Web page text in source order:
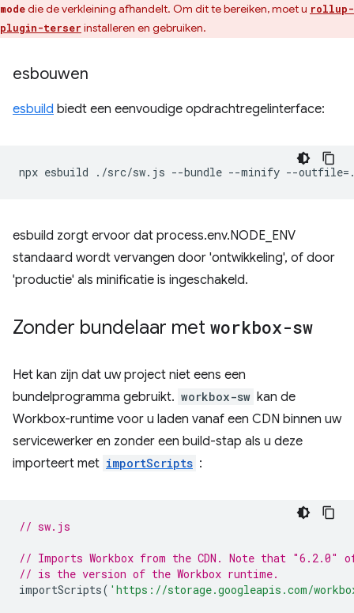
modedie de verkleining afhandelt. Om dit te bereiken, moet u rollup-
plugin-terser installeren en gebruiken.
esbouwen
esbuild biedt een eenvoudige opdrachtregelinterface:
npx esbuild ./src/sw.js --bundle --minify --outfile=
esbuild zorgt ervoor dat process.env.NODE_ENV
standaard wordt vervangen door 'ontwikkeling', of door
'productie' als minificatie is ingeschakeld.
Zonder bundelaar met workbox-sw
Het kan zijn dat uw project niet eens een
bundelprogramma gebruikt. workbox-sw kan de
Workbox-runtime voor u laden vanaf een CDN binnen uw
servicewerker en zonder een build-stap als u deze
importeert met importScripts :
// sw.js
// Imports Workbox from the CDN. Note that "6.2.0"
// is the version of the Workbox runtime.
importScripts( 'https://storage.googleapis.com/